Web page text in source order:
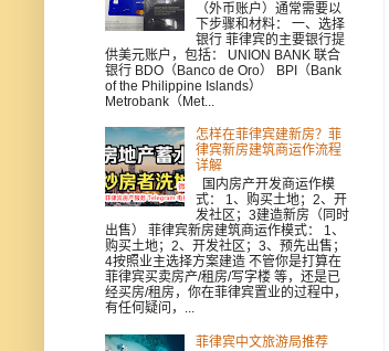
（外币账户）通常需要以
下步骤和材料： 一、选择
银行 菲律宾的主要银行提
供美元账户，包括： UNION BANK 联合
银行 BDO（Banco de Oro） BPI（Bank
of the Philippine Islands）
Metrobank（Met...
怎样在菲律宾建新房？菲
律宾新房建筑商运作流程
详解
国内房产开发商运作模
式： 1、购买土地；2、开
发社区；3建造新房（同时
出售） 菲律宾新房建筑商运作模式： 1、
购买土地；2、开发社区；3、预先出售；
4按照业主选择方案建造 不管你是打算在
菲律宾买卖房产/租房/写字楼 等，还是已
经买房/租房，你在菲律宾置业的过程中，
有任何疑问，...
菲律宾中文旅游局推荐